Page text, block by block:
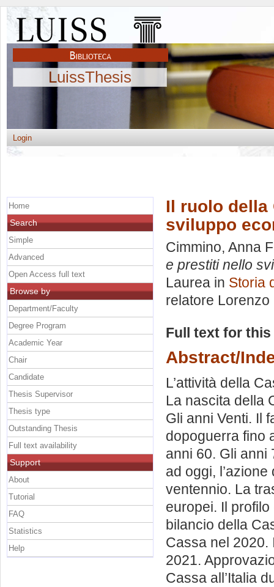
LuissThesis
Login
Il ruolo della
sviluppo
Cimmino, Anna
e prestiti nello
Laurea in Storia
relatore Lorenzo
Full text for
Abstract/
L’attività della
La nascita della
Gli anni Venti. Il
dopoguerra fino
anni 60. Gli anni
ad oggi,
ventennio. La
europei. Il
bilancio della
Cassa nel 2020.
2021.
Cassa all’Italia
Home
Search
Simple
Advanced
Open Access full text
Browse by
Department/Faculty
Degree Program
Academic Year
Chair
Candidate
Thesis Supervisor
Thesis type
Outstanding Thesis
Full text availability
Support
About
Tutorial
FAQ
Statistics
Help